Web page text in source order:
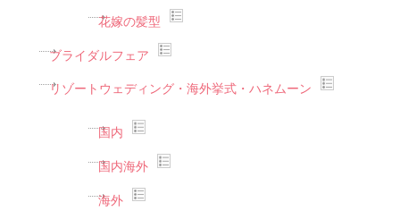
花嫁の髪型
ブライダルフェア
リゾートウェディング・海外挙式・ハネムーン
国内
国内海外
海外